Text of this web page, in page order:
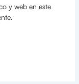
y web en este